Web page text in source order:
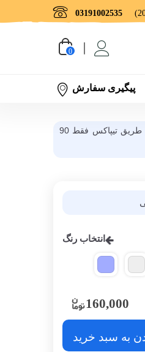
03191002535
0
پیگیری سفارش
ارسال به سراسر ایران از طریق تیپاکس فقط 90
انتخاب رنگ
160,000
به سبد خرید